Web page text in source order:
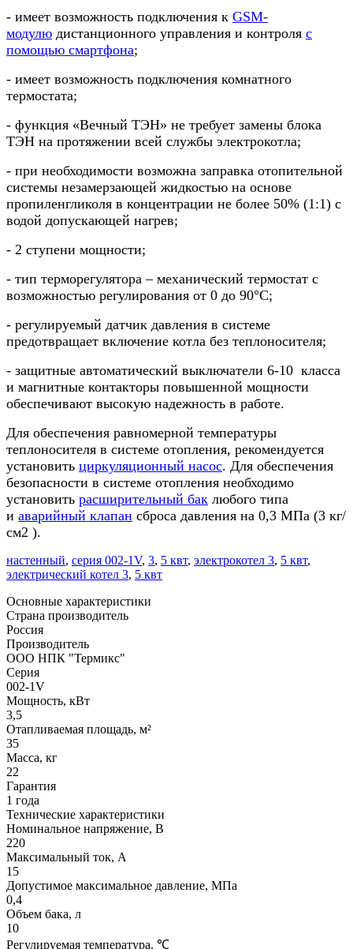
- имеет возможность подключения к GSM-
модулю дистанционного управления и контроля с
помощью смартфона;
- имеет возможность подключения комнатного
термостата;
- функция «Вечный ТЭН» не требует замены блока
ТЭН на протяжении всей службы электрокотла;
- при необходимости возможна заправка отопительной
системы незамерзающей жидкостью на основе
пропиленгликоля в концентрации не более 50% (1:1) с
водой допускающей нагрев;
- 2 ступени мощности;
- тип терморегулятора – механический термостат с
возможностью регулирования от 0 до 90°С;
- регулируемый датчик давления в системе
предотвращает включение котла без теплоносителя;
- защитные автоматический выключатели 6-10 класса
и магнитные контакторы повышенной мощности
обеспечивают высокую надежность в работе.
Для обеспечения равномерной температуры
теплоносителя в системе отопления, рекомендуется
установить циркуляционный насос. Для обеспечения
безопасности в системе отопления необходимо
установить расширительный бак любого типа
и аварийный клапан сброса давления на 0,3 МПа (3 кг/
см2 ).
настенный, серия 002-1V, 3, 5 квт, электрокотел 3, 5 квт,
электрический котел 3, 5 квт
Основные характеристики
Страна производитель
Россия
Производитель
ООО НПК "Термикс"
Серия
002-1V
Мощность, кВт
3,5
Отапливаемая площадь, м²
35
Масса, кг
22
Гарантия
1 года
Технические характеристики
Номинальное напряжение, В
220
Максимальный ток, А
15
Допустимое максимальное давление, МПа
0,4
Объем бака, л
10
Регулируемая температура, ℃